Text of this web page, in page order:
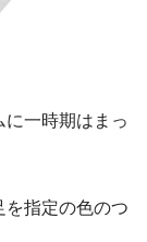
一時期はまっ
指定の色のつ